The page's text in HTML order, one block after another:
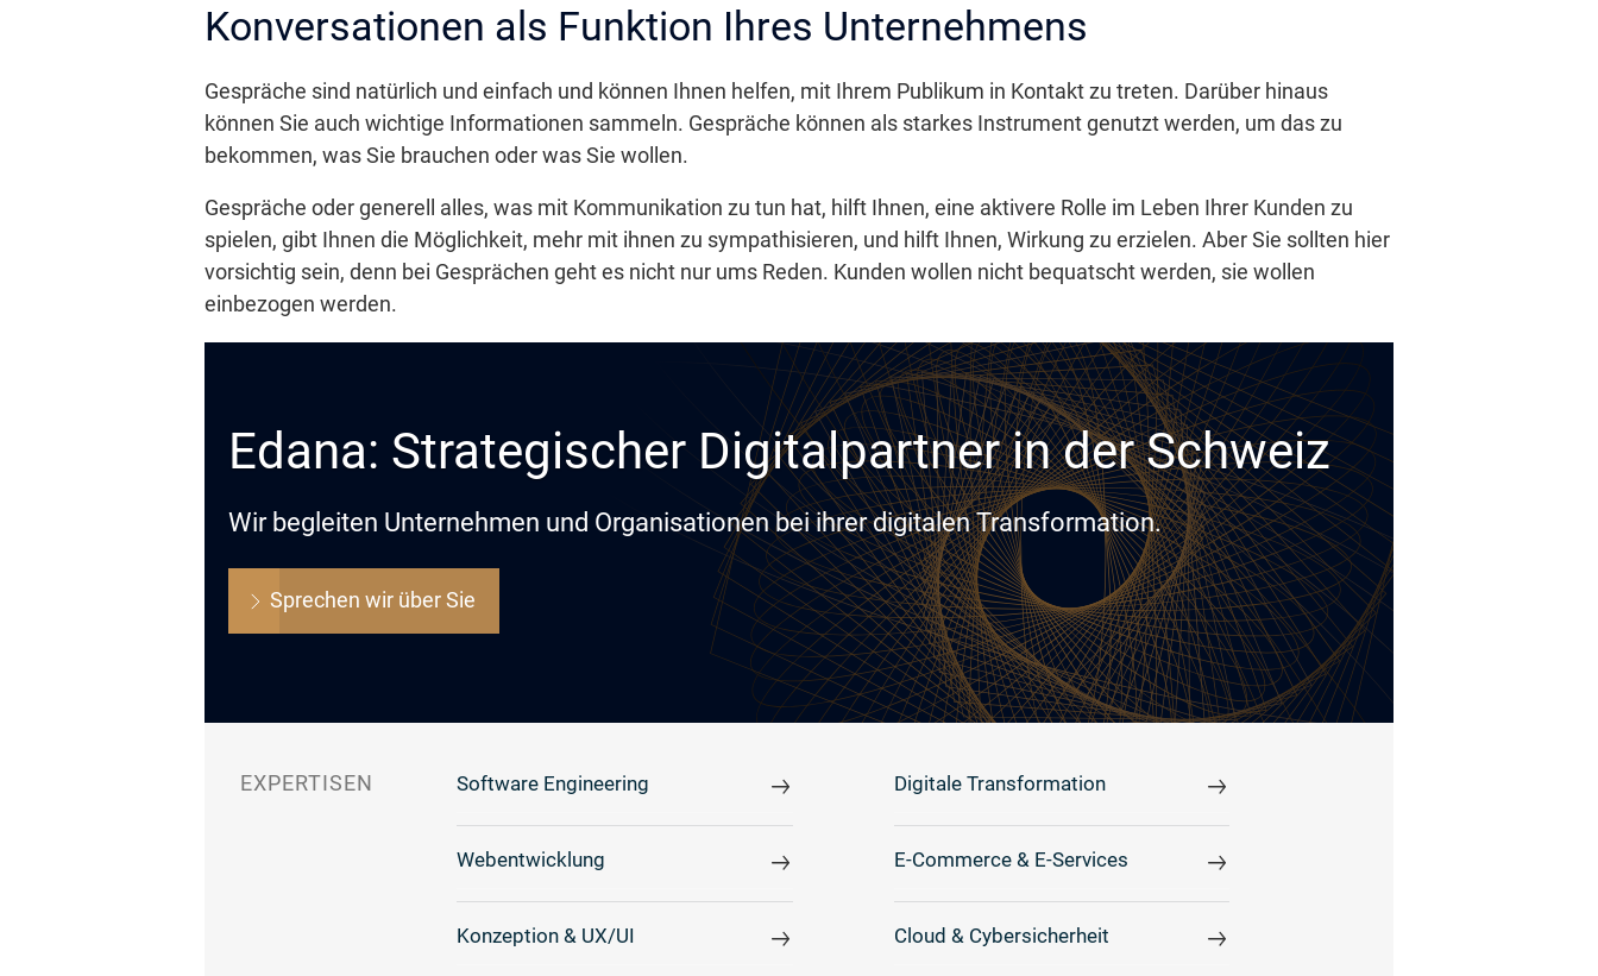
Konversationen als Funktion Ihres Unternehmens
Gespräche sind natürlich und einfach und können Ihnen helfen, mit Ihrem Publikum in Kontakt zu treten. Darüber hinaus
können Sie auch wichtige Informationen sammeln. Gespräche können als starkes Instrument genutzt werden, um das zu
bekommen, was Sie brauchen oder was Sie wollen.
Gespräche oder generell alles, was mit Kommunikation zu tun hat, hilft Ihnen, eine aktivere Rolle im Leben Ihrer Kunden zu
spielen, gibt Ihnen die Möglichkeit, mehr mit ihnen zu sympathisieren, und hilft Ihnen, Wirkung zu erzielen. Aber Sie sollten hier
vorsichtig sein, denn bei Gesprächen geht es nicht nur ums Reden. Kunden wollen nicht bequatscht werden, sie wollen
einbezogen werden.
Edana: Strategischer Digitalpartner in der Schweiz
Wir begleiten Unternehmen und Organisationen bei ihrer digitalen Transformation.
Sprechen wir über Sie
EXPERTISEN Software Engineering Digitale Transformation
Webentwicklung E-Commerce & E-Services
Konzeption & UX/UI Cloud & Cybersicherheit